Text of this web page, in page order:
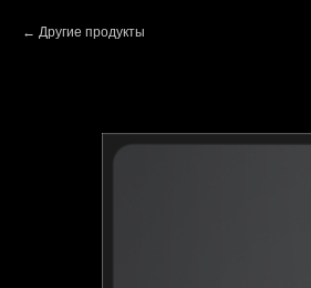
Другие продукты